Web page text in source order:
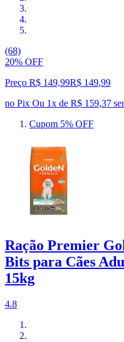
(68)
20% OFF
Preço R$ 149,99R$ 149,99
no Pix Ou 1x de R$ 159,37
Cupom 5% OFF
Ração Premier
Bits para Cães
15kg
4.8